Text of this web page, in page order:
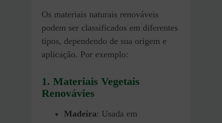
Os materiais naturais renováveis
podem ser classificados em diferentes
tipos, dependendo de sua origem e
aplicação. Por exemplo:
1. Materiais Vegetais
Renovávies
Madeira: Usada em